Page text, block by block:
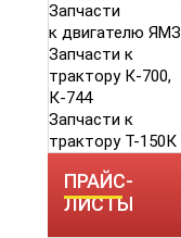
Запчасти
к двигателю ЯМЗ
Запчасти к
трактору К-700,
К-744
Запчасти к
трактору Т-150К
ПРАЙС-
ЛИСТЫ